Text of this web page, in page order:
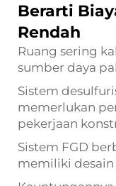
Berarti
Rendah
Ruang sering
sumber daya
Sistem
memerlukan
pekerjaan
Sistem FGD
memiliki